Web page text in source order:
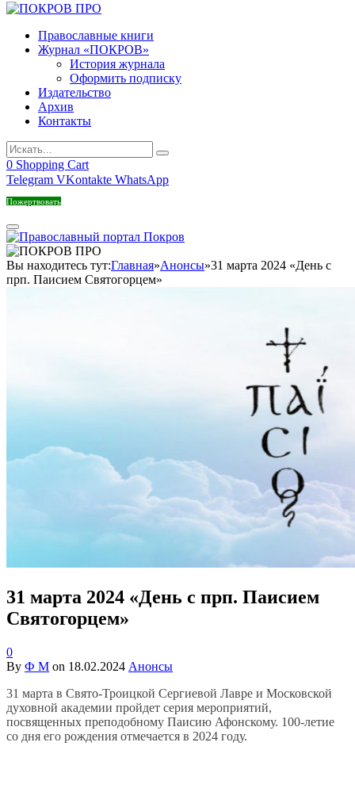
Православные книги
Журнал «ПОКРОВ»
История журнала
Оформить подписку
Издательство
Архив
Контакты
0 Shopping Cart
Telegram VKontakte WhatsApp
Пожертвовать
Вы находитесь тут:Главная»Анонсы»31 марта 2024 «День с
прп. Паисием Святогорцем»
31 марта 2024 «День с прп. Паисием
Святогорцем»
0
By Ф М on 18.02.2024 Анонсы
31 марта в Свято-Троицкой Сергиевой Лавре и Московской
духовной академии пройдет серия мероприятий,
посвященных преподобному Паисию Афонскому. 100-летие
со дня его рождения отмечается в 2024 году.